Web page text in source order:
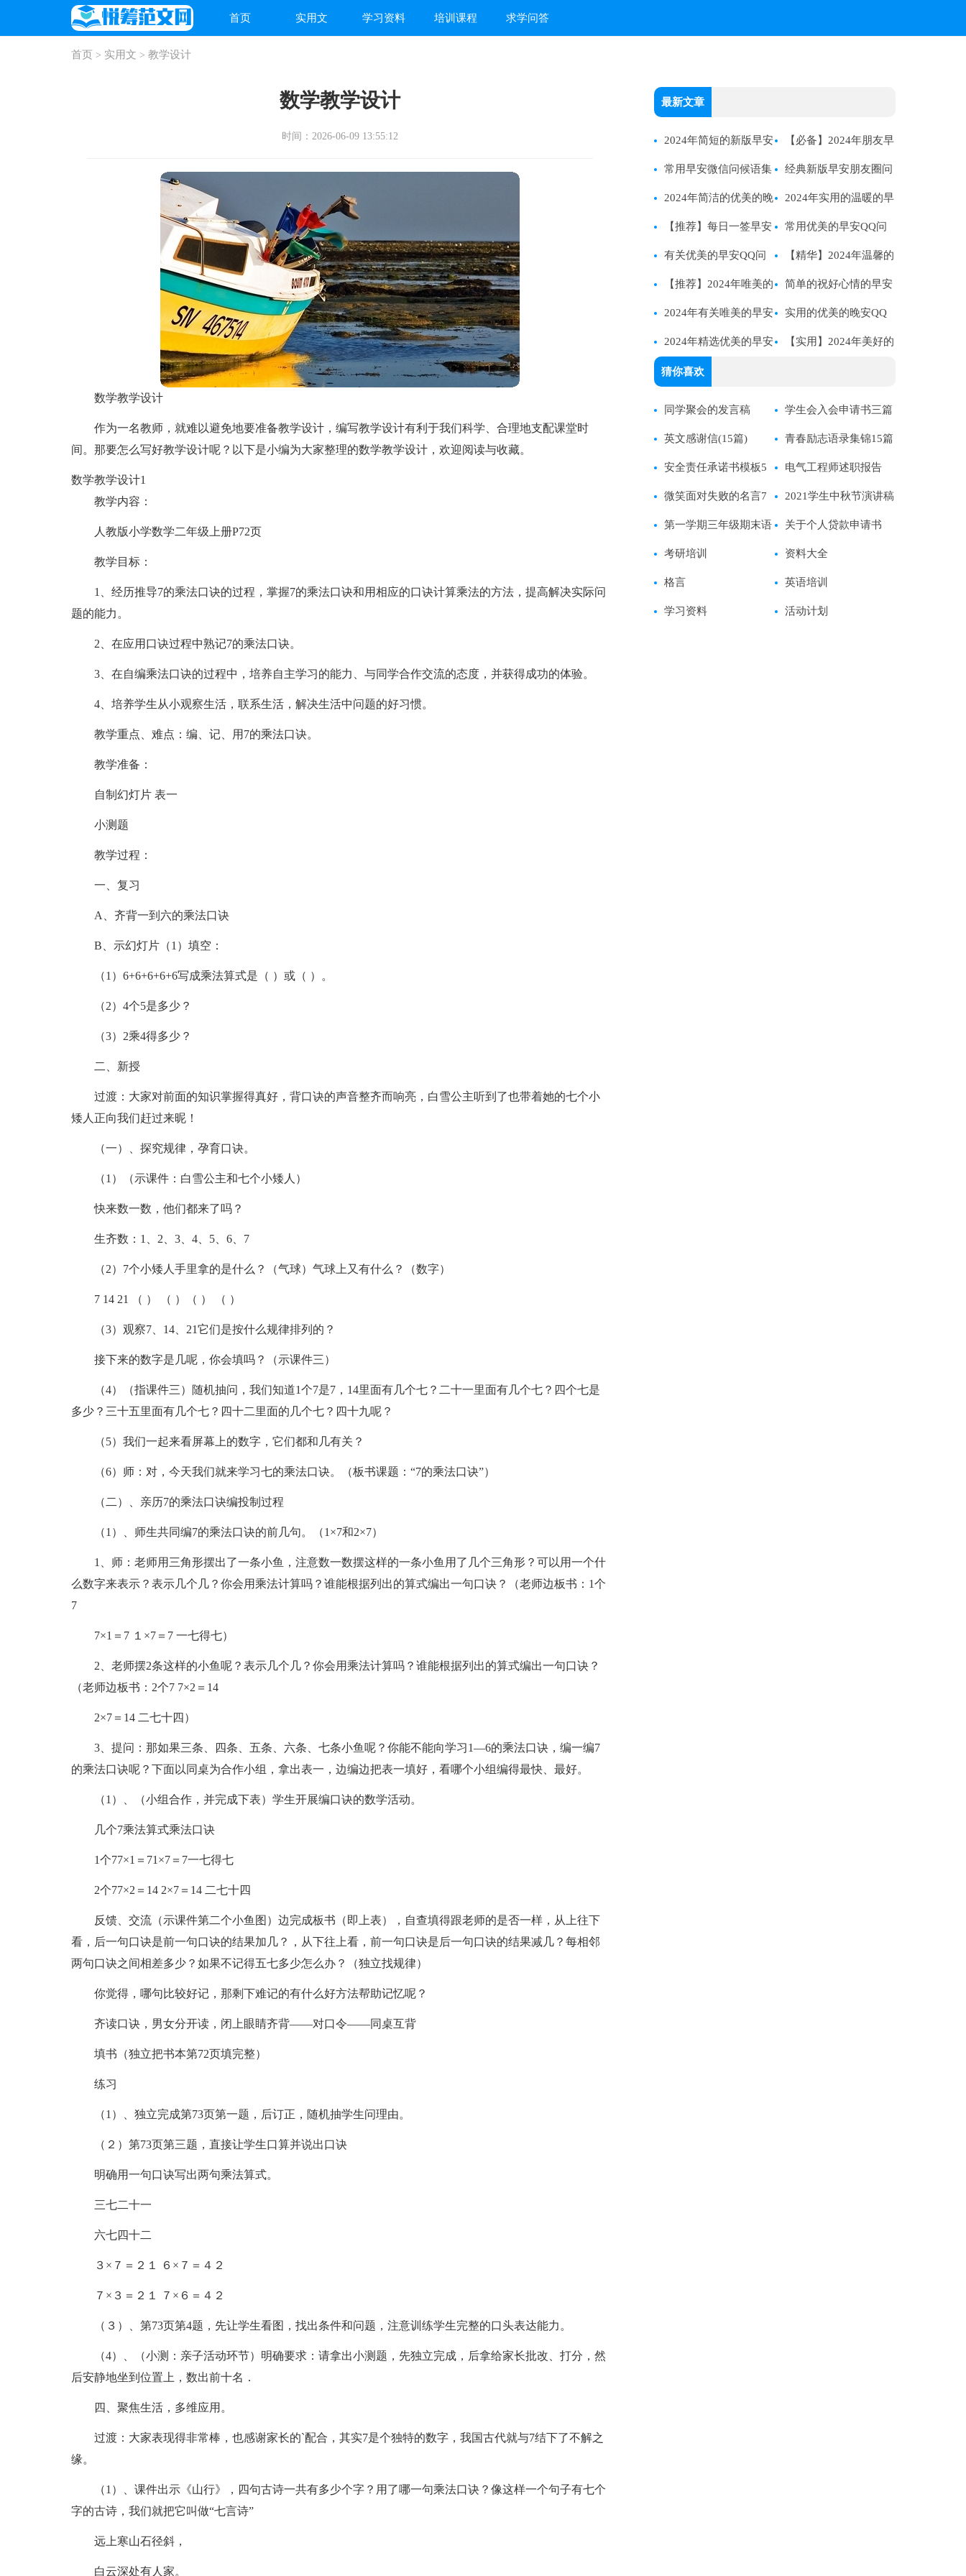
首页 实用文 学习资料 培训课程 求学问答
首页 > 实用文 > 教学设计
数学教学设计
时间：2026-06-09 13:55:12
数学教学设计
作为一名教师，就难以避免地要准备教学设计，编写教学设计有利于我们科学、合理地支配课堂时
间。那要怎么写好教学设计呢？以下是小编为大家整理的数学教学设计，欢迎阅读与收藏。
数学教学设计1
教学内容：
人教版小学数学二年级上册P72页
教学目标：
1、经历推导7的乘法口诀的过程，掌握7的乘法口诀和用相应的口诀计算乘法的方法，提高解决实际问
题的能力。
2、在应用口诀过程中熟记7的乘法口诀。
3、在自编乘法口诀的过程中，培养自主学习的能力、与同学合作交流的态度，并获得成功的体验。
4、培养学生从小观察生活，联系生活，解决生活中问题的好习惯。
教学重点、难点：编、记、用7的乘法口诀。
教学准备：
自制幻灯片 表一
小测题
教学过程：
一、复习
A、齐背一到六的乘法口诀
B、示幻灯片（1）填空：
（1）6+6+6+6+6写成乘法算式是（ ）或（ ）。
（2）4个5是多少？
（3）2乘4得多少？
二、新授
过渡：大家对前面的知识掌握得真好，背口诀的声音整齐而响亮，白雪公主听到了也带着她的七个小
矮人正向我们赶过来昵！
（一）、探究规律，孕育口诀。
（1）（示课件：白雪公主和七个小矮人）
快来数一数，他们都来了吗？
生齐数：1、2、3、4、5、6、7
（2）7个小矮人手里拿的是什么？（气球）气球上又有什么？（数字）
7 14 21 （ ） （ ）（ ） （ ）
（3）观察7、14、21它们是按什么规律排列的？
接下来的数字是几呢，你会填吗？（示课件三）
（4）（指课件三）随机抽问，我们知道1个7是7，14里面有几个七？二十一里面有几个七？四个七是
多少？三十五里面有几个七？四十二里面的几个七？四十九呢？
（5）我们一起来看屏幕上的数字，它们都和几有关？
（6）师：对，今天我们就来学习七的乘法口诀。（板书课题：“7的乘法口诀”）
（二）、亲历7的乘法口诀编投制过程
（1）、师生共同编7的乘法口诀的前几句。（1×7和2×7）
1、师：老师用三角形摆出了一条小鱼，注意数一数摆这样的一条小鱼用了几个三角形？可以用一个什
么数字来表示？表示几个几？你会用乘法计算吗？谁能根据列出的算式编出一句口诀？（老师边板书：1个
7
7×1＝7 １×7＝7 一七得七）
2、老师摆2条这样的小鱼呢？表示几个几？你会用乘法计算吗？谁能根据列出的算式编出一句口诀？
（老师边板书：2个7 7×2＝14
2×7＝14 二七十四）
3、提问：那如果三条、四条、五条、六条、七条小鱼呢？你能不能向学习1—6的乘法口诀，编一编7
的乘法口诀呢？下面以同桌为合作小组，拿出表一，边编边把表一填好，看哪个小组编得最快、最好。
（1）、（小组合作，并完成下表）学生开展编口诀的数学活动。
几个7乘法算式乘法口诀
1个77×1＝71×7＝7一七得七
2个77×2＝14 2×7＝14 二七十四
反馈、交流（示课件第二个小鱼图）边完成板书（即上表），自查填得跟老师的是否一样，从上往下
看，后一句口诀是前一句口诀的结果加几？，从下往上看，前一句口诀是后一句口诀的结果减几？每相邻
两句口诀之间相差多少？如果不记得五七多少怎么办？（独立找规律）
你觉得，哪句比较好记，那剩下难记的有什么好方法帮助记忆呢？
齐读口诀，男女分开读，闭上眼睛齐背——对口令——同桌互背
填书（独立把书本第72页填完整）
练习
（1）、独立完成第73页第一题，后订正，随机抽学生问理由。
（２）第73页第三题，直接让学生口算并说出口诀
明确用一句口诀写出两句乘法算式。
三七二十一
六七四十二
３×７＝２１ ６×７＝４２
７×３＝２１ ７×６＝４２
（３）、第73页第4题，先让学生看图，找出条件和问题，注意训练学生完整的口头表达能力。
（4）、（小测：亲子活动环节）明确要求：请拿出小测题，先独立完成，后拿给家长批改、打分，然
后安静地坐到位置上，数出前十名．
四、聚焦生活，多维应用。
过渡：大家表现得非常棒，也感谢家长的`配合，其实7是个独特的数字，我国古代就与7结下了不解之
缘。
（1）、课件出示《山行》，四句古诗一共有多少个字？用了哪一句乘法口诀？像这样一个句子有七个
字的古诗，我们就把它叫做“七言诗”
远上寒山石径斜，
白云深处有人家。
最新文章
2024年简短的新版早安
问候语27句
【必备】2024年朋友早
安朋友圈问候语汇编47条
常用早安微信问候语集
锦44句
经典新版早安朋友圈问
候语21条
2024年简洁的优美的晚
安问候语语录37条
2024年实用的温暖的早
安微信问候语集合33句
【推荐】每日一签早安
QQ问候语锦集69条
常用优美的早安QQ问
候语26句
有关优美的早安QQ问
候语43句
【精华】2024年温馨的
早安QQ问候语29句
【推荐】2024年唯美的
早安微信问候语27句
简单的祝好心情的早安
问候语短信47条
2024年有关唯美的早安
朋友圈问候语32条
实用的优美的晚安QQ
问候语集锦68句
2024年精选优美的早安
朋友圈问候语39条
【实用】2024年美好的
猜你喜欢
同学聚会的发言稿 学生会入会申请书三篇
英文感谢信(15篇) 青春励志语录集锦15篇
安全责任承诺书模板5
篇
电气工程师述职报告
微笑面对失败的名言7
篇
2021学生中秋节演讲稿
第一学期三年级期末语
文试卷分析
关于个人贷款申请书
考研培训 资料大全
格言 英语培训
学习资料 活动计划